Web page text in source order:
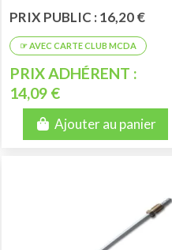
PRIX PUBLIC : 16,20 €
PRIX ADHÉRENT :
14,09 €
Ajouter au panier